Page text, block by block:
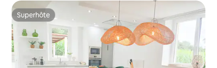
Superhôte
Superhôte